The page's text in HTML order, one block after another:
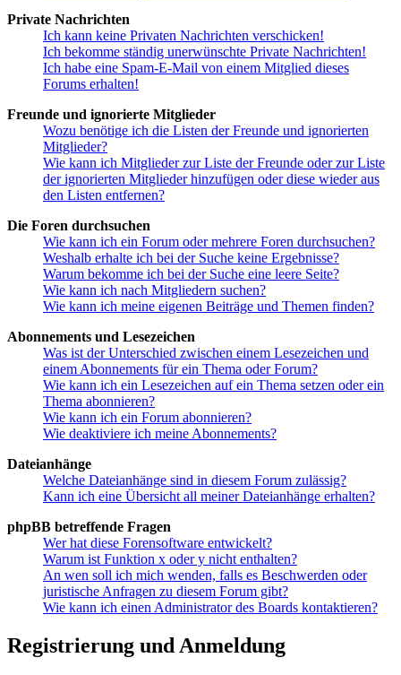
Private Nachrichten
Ich kann keine Privaten Nachrichten verschicken!
Ich bekomme ständig unerwünschte Private Nachrichten!
Ich habe eine Spam-E-Mail von einem Mitglied dieses
Forums erhalten!
Freunde und ignorierte Mitglieder
Wozu benötige ich die Listen der Freunde und ignorierten
Mitglieder?
Wie kann ich Mitglieder zur Liste der Freunde oder zur Liste
der ignorierten Mitglieder hinzufügen oder diese wieder aus
den Listen entfernen?
Die Foren durchsuchen
Wie kann ich ein Forum oder mehrere Foren durchsuchen?
Weshalb erhalte ich bei der Suche keine Ergebnisse?
Warum bekomme ich bei der Suche eine leere Seite?
Wie kann ich nach Mitgliedern suchen?
Wie kann ich meine eigenen Beiträge und Themen finden?
Abonnements und Lesezeichen
Was ist der Unterschied zwischen einem Lesezeichen und
einem Abonnements für ein Thema oder Forum?
Wie kann ich ein Lesezeichen auf ein Thema setzen oder ein
Thema abonnieren?
Wie kann ich ein Forum abonnieren?
Wie deaktiviere ich meine Abonnements?
Dateianhänge
Welche Dateianhänge sind in diesem Forum zulässig?
Kann ich eine Übersicht all meiner Dateianhänge erhalten?
phpBB betreffende Fragen
Wer hat diese Forensoftware entwickelt?
Warum ist Funktion x oder y nicht enthalten?
An wen soll ich mich wenden, falls es Beschwerden oder
juristische Anfragen zu diesem Forum gibt?
Wie kann ich einen Administrator des Boards kontaktieren?
Registrierung und Anmeldung